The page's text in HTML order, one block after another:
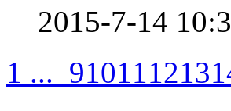
2015-7-14
1 ... 910111213